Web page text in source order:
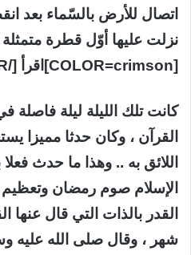
اتصال للأرض بالسّماء بعد
نزلت عليها أوّل قطرة
[COLOR=crimson]اقرأ [/COLOR]» .
كانت تلك الليلة ليلة فاصلة
القرآن ، وكان حدثا مميزا
اللائق به .. وهذا ما حدث
الإسلام صوم رمضان وتعظيم
القدر بالذات التي قال عنها
شهر ، وقال صلى الله عليه